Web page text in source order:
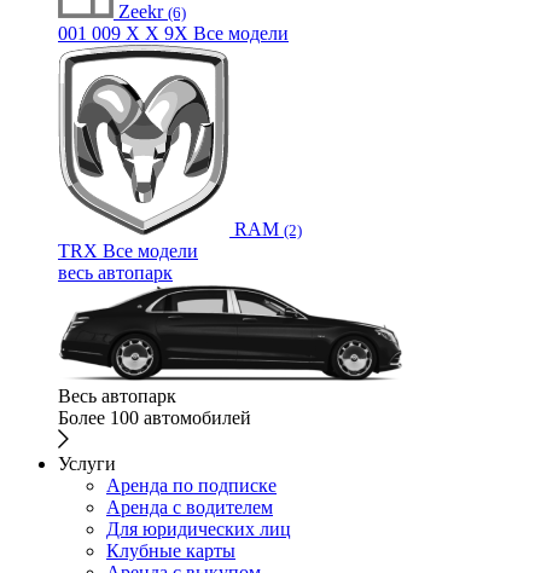
Zeekr (6)
001 009 X X 9X Все модели
RAM (2)
TRX Все модели
весь автопарк
Весь автопарк
Более 100 автомобилей
Услуги
Аренда по подписке
Аренда с водителем
Для юридических лиц
Клубные карты